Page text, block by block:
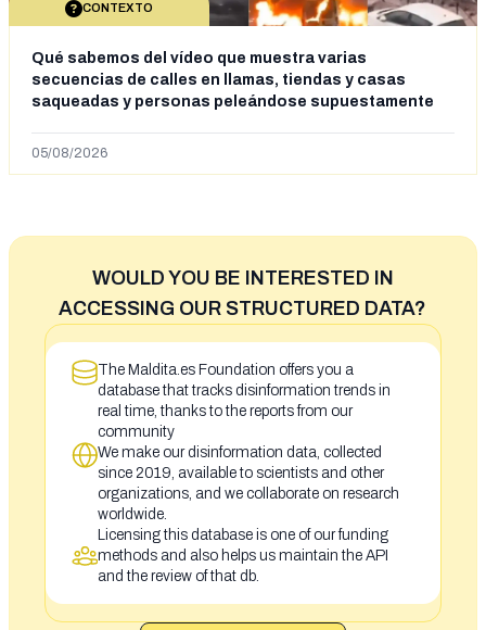
CONTEXTO
Qué sabemos del vídeo que muestra varias
secuencias de calles en llamas, tiendas y casas
saqueadas y personas peleándose supuestamente
situación irregular a Ceuta
05/08/2026
WOULD YOU BE INTERESTED IN
ACCESSING OUR STRUCTURED DATA?
The Maldita.es Foundation offers you a
database that tracks disinformation trends in
real time, thanks to the reports from our
community
We make our disinformation data, collected
since 2019, available to scientists and other
organizations, and we collaborate on research
worldwide.
Licensing this database is one of our funding
methods and also helps us maintain the API
and the review of that db.